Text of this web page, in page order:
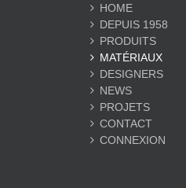
HOME
DEPUIS 1958
PRODUITS
MATÉRIAUX
DESIGNERS
NEWS
PROJETS
CONTACT
CONNEXION